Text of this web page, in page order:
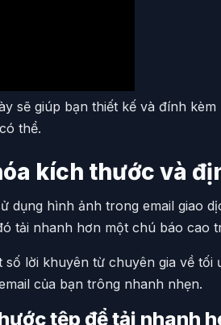
sẽ giúp bạn thiết kế và đính
thể.
kích thước và
dụng hình ảnh trong email giao
tải nhanh hơn một chú báo cao
số lời khuyên từ chuyên gia về
của bạn trông nhanh nhẹn.
tệp để tải nhanh